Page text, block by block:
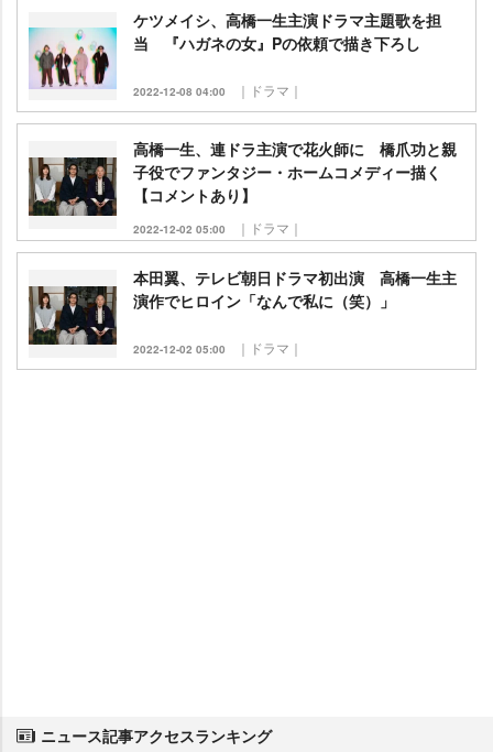
ケツメイシ、高橋一生主演ドラマ主題歌を担
当 『ハガネの女』Pの依頼で描き下ろし
2022-12-08 04:00 ｜ドラマ｜
高橋一生、連ドラ主演で花火師に 橋爪功と親
子役でファンタジー・ホームコメディー描く
【コメントあり】
2022-12-02 05:00 ｜ドラマ｜
本田翼、テレビ朝日ドラマ初出演 高橋一生主
演作でヒロイン「なんで私に（笑）」
2022-12-02 05:00 ｜ドラマ｜
ニュース記事アクセスランキング